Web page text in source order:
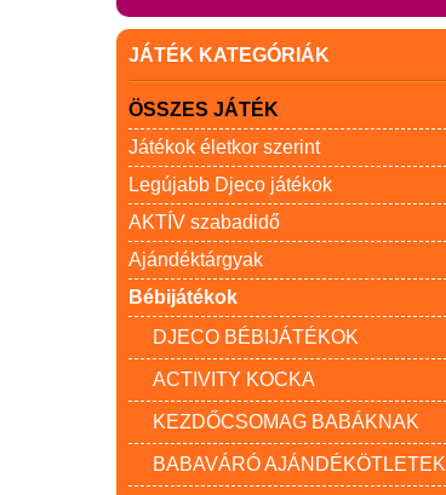
JÁTÉK KATEGÓRIÁK
ÖSSZES JÁTÉK
Játékok életkor szerint
Legújabb Djeco játékok
AKTÍV szabadidő
Ajándéktárgyak
Bébijátékok
DJECO BÉBIJÁTÉKOK
ACTIVITY KOCKA
KEZDŐCSOMAG BABÁKNAK
BABAVÁRÓ AJÁNDÉKÖTLETEK